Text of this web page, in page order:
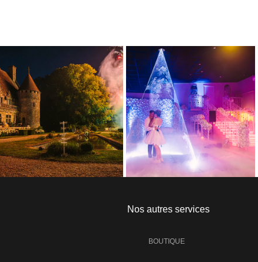
Nos autres services
BOUTIQUE